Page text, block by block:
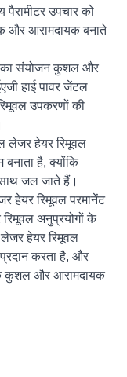
उपचार को
और आरामदायक बनाते
का संयोजन कुशल और
हाई पावर जेंटल
उपकरणों की
लेजर हेयर रिमूवल
है, क्योंकि
जल जाते हैं।
हेयर रिमूवल परमानेंट
रिमूवल अनुप्रयोगों के
लेजर हेयर रिमूवल
करता है, और
कुशल और आरामदायक